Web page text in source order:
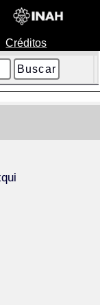
Créditos